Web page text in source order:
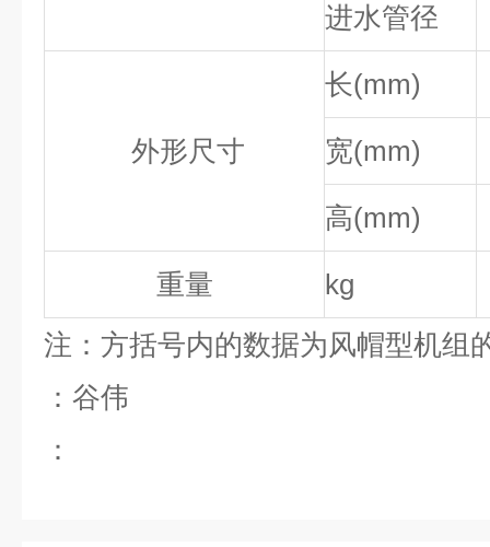
进水管径
外形尺寸
长(mm)
宽(mm)
高(mm)
重量
kg
注：方括号内的数据为风帽型机组
：谷伟
：